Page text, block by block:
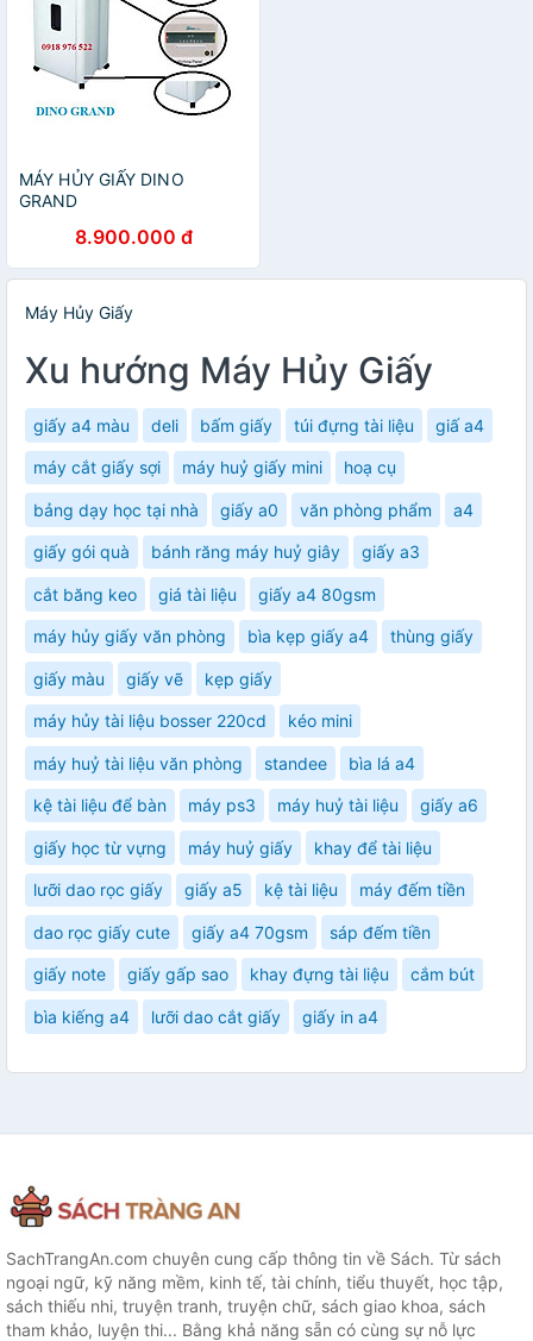
MÁY HỦY GIẤY DINO
GRAND
8.900.000 đ
Máy Hủy Giấy
Xu hướng Máy Hủy Giấy
giấy a4 màu deli bấm giấy túi đựng tài liệu giấ a4
máy cắt giấy sợi máy huỷ giấy mini hoạ cụ
bảng dạy học tại nhà giấy a0 văn phòng phẩm a4
giấy gói quà bánh răng máy huỷ giây giấy a3
cắt băng keo giá tài liệu giấy a4 80gsm
máy hủy giấy văn phòng bìa kẹp giấy a4 thùng giấy
giấy màu giấy vẽ kẹp giấy
máy hủy tài liệu bosser 220cd kéo mini
máy huỷ tài liệu văn phòng standee bìa lá a4
kệ tài liệu để bàn máy ps3 máy huỷ tài liệu giấy a6
giấy học từ vựng máy huỷ giấy khay để tài liệu
lưỡi dao rọc giấy giấy a5 kệ tài liệu máy đếm tiền
dao rọc giấy cute giấy a4 70gsm sáp đếm tiền
giấy note giấy gấp sao khay đựng tài liệu cắm bút
bìa kiếng a4 lưỡi dao cắt giấy giấy in a4
SachTrangAn.com chuyên cung cấp thông tin về Sách. Từ sách
ngoại ngữ, kỹ năng mềm, kinh tế, tài chính, tiểu thuyết, học tập,
sách thiếu nhi, truyện tranh, truyện chữ, sách giao khoa, sách
tham khảo, luyện thi... Bằng khả năng sẵn có cùng sự nỗ lực